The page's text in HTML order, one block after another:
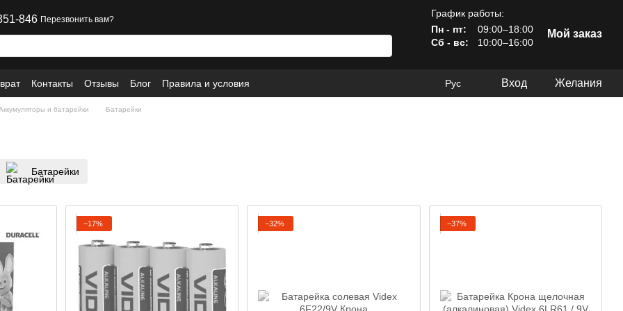
846 Перезвонить вам?
График работы:
Пн - пт:
09:00–18:00
Сб - вс:
10:00–16:00
Мой заказ
Контакты Отзывы Блог Правила и условия Рус Вход Желания
и батарейки Батарейки
Батарейки
−17% −32% −37%